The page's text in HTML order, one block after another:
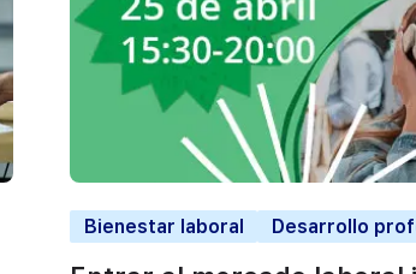
Bienestar laboral Desarrollo